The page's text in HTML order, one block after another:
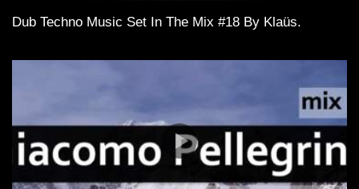
Dub Techno Music Set In The Mix #18 By Klaüs.